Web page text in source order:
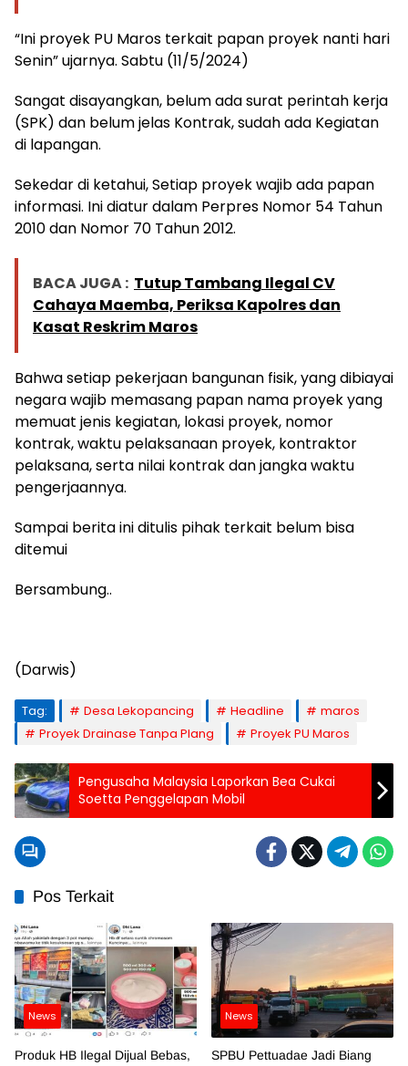
“Ini proyek PU Maros terkait papan proyek nanti hari
Senin” ujarnya. Sabtu (11/5/2024)
Sangat disayangkan, belum ada surat perintah kerja
(SPK) dan belum jelas Kontrak, sudah ada Kegiatan
di lapangan.
Sekedar di ketahui, Setiap proyek wajib ada papan
informasi. Ini diatur dalam Perpres Nomor 54 Tahun
2010 dan Nomor 70 Tahun 2012.
BACA JUGA : Tutup Tambang Ilegal CV
Cahaya Maemba, Periksa Kapolres dan
Kasat Reskrim Maros
Bahwa setiap pekerjaan bangunan fisik, yang dibiayai
negara wajib memasang papan nama proyek yang
memuat jenis kegiatan, lokasi proyek, nomor
kontrak, waktu pelaksanaan proyek, kontraktor
pelaksana, serta nilai kontrak dan jangka waktu
pengerjaannya.
Sampai berita ini ditulis pihak terkait belum bisa
ditemui
Bersambung..
(Darwis)
Tag: Desa Lekopancing Headline
maros
Proyek Drainase Tanpa Plang
Proyek PU Maros
Pengusaha Malaysia Laporkan Bea Cukai
Soetta Penggelapan Mobil
Pos Terkait
News
Produk HB Ilegal Dijual Bebas,
News
SPBU Pettuadae Jadi Biang